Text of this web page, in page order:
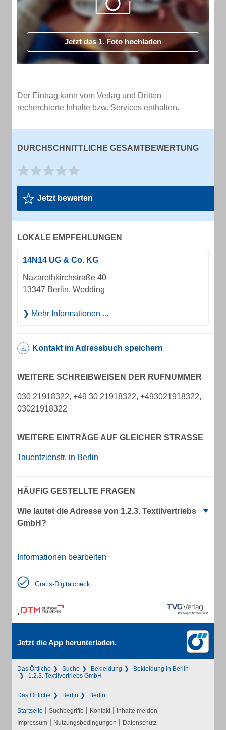
Jetzt das 1. Foto hochladen
Der Eintrag kann vom Verlag und Dritten
recherchierte Inhalte bzw. Services enthalten.
DURCHSCHNITTLICHE GESAMTBEWERTUNG
Jetzt bewerten
LOKALE EMPFEHLUNGEN
14N14 UG & Co. KG
Nazarethkirchstraße 40
13347 Berlin, Wedding
Mehr Informationen ...
Kontakt im Adressbuch speichern
WEITERE SCHREIBWEISEN DER RUFNUMMER
030 21918322, +49 30 21918322, +493021918322,
03021918322
WEITERE EINTRÄGE AUF GLEICHER STRASSE
Tauentzienstr. in Berlin
HÄUFIG GESTELLTE FRAGEN
Wie lautet die Adresse von 1.2.3. Textilvertriebs
GmbH?
Informationen bearbeiten
Gratis-Digitalcheck
Jetzt die App herunterladen.
Das Örtliche Suche Bekleidung
Bekleidung in Berlin
1.2.3. Textilvertriebs GmbH
Das Örtliche Berlin Berlin
Startseite | Suchbegriffe | Kontakt | Inhalte melden
Impressum | Nutzungsbedingungen | Datenschutz